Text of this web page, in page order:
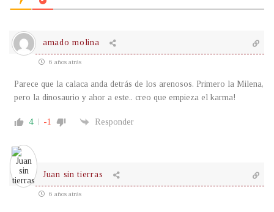
amado molina
6 años atrás
Parece que la calaca anda detrás de los arenosos. Primero la Milena,
pero la dinosaurio y ahor a este.. creo que empieza el karma!
4 -1 Responder
Juan sin tierras
6 años atrás